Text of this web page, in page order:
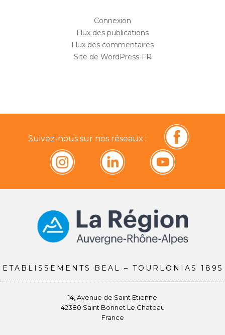
Connexion
Flux des publications
Flux des commentaires
Site de WordPress-FR
Suivez-nous sur nos réseaux :
ETABLISSEMENTS BEAL – TOURLONIAS 1895
14, Avenue de Saint Etienne
42380 Saint Bonnet Le Chateau
France